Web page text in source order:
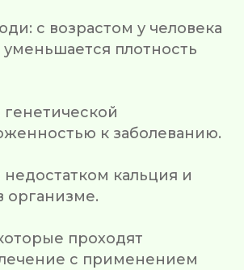
с возрастом у человека
уменьшается плотность
к заболеванию.
недостатком кальция и
организме.
проходят
с применением